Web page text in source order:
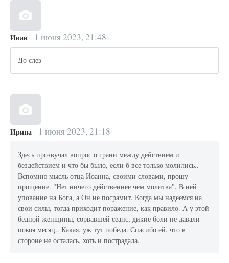
Иван 1 июня 2023, 21:48
До слез
Ирина 1 июня 2023, 21:18
Здесь прозвучал вопрос о грани между действием и
бездействием и что бы было, если б все только молились..
Вспомню мысль отца Иоанна, своими словами, прошу
прощение. "Нет ничего действеннее чем молитва". В ней
упование на Бога, а Он не посрамит. Когда мы надеемся на
свои силы, тогда приходит поражение, как правило. А у этой
бедной женщины, сорвавшей сеанс, дикие боли не давали
покоя месяц.. Какая, уж тут победа. Спасибо ей, что в
стороне не осталась, хоть и пострадала.